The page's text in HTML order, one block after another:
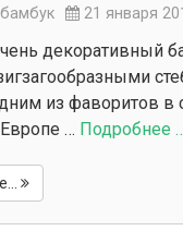
21 января
декоративный
из фаворитов в
… Подробнее